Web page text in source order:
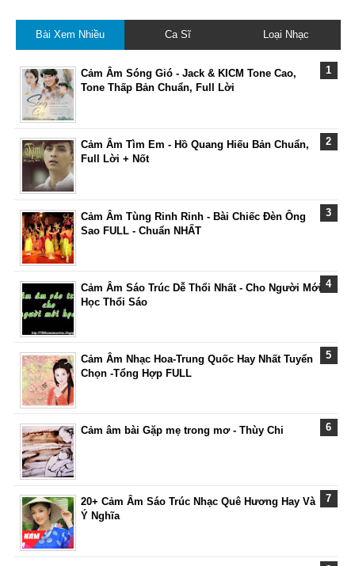
Bài Xem Nhiều Ca Sĩ Loại Nhạc
Cảm Âm Sóng Gió - Jack & KICM Tone Cao,
Tone Thấp Bản Chuẩn, Full Lời
Cảm Âm Tìm Em - Hồ Quang Hiếu Bản Chuẩn,
Full Lời + Nốt
Cảm Âm Tùng Rinh Rinh - Bài Chiếc Đèn Ông
Sao FULL - Chuẩn NHẤT
Cảm Âm Sáo Trúc Dễ Thổi Nhất - Cho Người Mới
Học Thổi Sáo
Cảm Âm Nhạc Hoa-Trung Quốc Hay Nhất Tuyển
Chọn -Tổng Hợp FULL
Cảm âm bài Gặp mẹ trong mơ - Thùy Chi
20+ Cảm Âm Sáo Trúc Nhạc Quê Hương Hay Và
Ý Nghĩa